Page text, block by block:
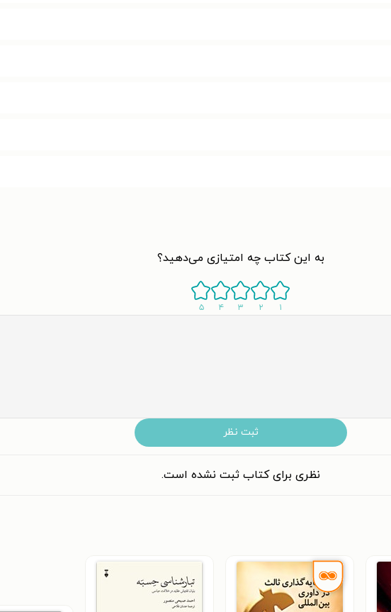
به این کتاب چه امتیازی می‌دهید؟
۱ ۲ ۳ ۴ ۵
ثبت نظر
نظری برای کتاب ثبت نشده است.